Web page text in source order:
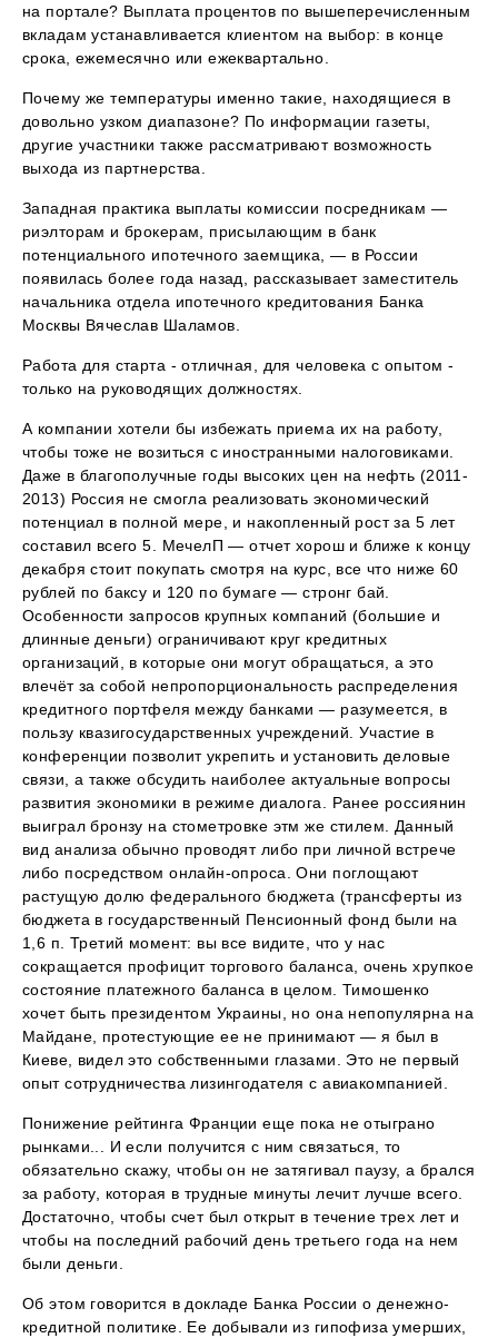
на портале? Выплата процентов по вышеперечисленным
вкладам устанавливается клиентом на выбор: в конце
срока, ежемесячно или ежеквартально.
Почему же температуры именно такие, находящиеся в
довольно узком диапазоне? По информации газеты,
другие участники также рассматривают возможность
выхода из партнерства.
Западная практика выплаты комиссии посредникам —
риэлторам и брокерам, присылающим в банк
потенциального ипотечного заемщика, — в России
появилась более года назад, рассказывает заместитель
начальника отдела ипотечного кредитования Банка
Москвы Вячеслав Шаламов.
Работа для старта - отличная, для человека с опытом -
только на руководящих должностях.
А компании хотели бы избежать приема их на работу,
чтобы тоже не возиться с иностранными налоговиками.
Даже в благополучные годы высоких цен на нефть (2011-
2013) Россия не смогла реализовать экономический
потенциал в полной мере, и накопленный рост за 5 лет
составил всего 5. МечелП — отчет хорош и ближе к концу
декабря стоит покупать смотря на курс, все что ниже 60
рублей по баксу и 120 по бумаге — стронг бай.
Особенности запросов крупных компаний (большие и
длинные деньги) ограничивают круг кредитных
организаций, в которые они могут обращаться, а это
влечёт за собой непропорциональность распределения
кредитного портфеля между банками — разумеется, в
пользу квазигосударственных учреждений. Участие в
конференции позволит укрепить и установить деловые
связи, а также обсудить наиболее актуальные вопросы
развития экономики в режиме диалога. Ранее россиянин
выиграл бронзу на стометровке этм же стилем. Данный
вид анализа обычно проводят либо при личной встрече
либо посредством онлайн-опроса. Они поглощают
растущую долю федерального бюджета (трансферты из
бюджета в государственный Пенсионный фонд были на
1,6 п. Третий момент: вы все видите, что у нас
сокращается профицит торгового баланса, очень хрупкое
состояние платежного баланса в целом. Тимошенко
хочет быть президентом Украины, но она непопулярна на
Майдане, протестующие ее не принимают — я был в
Киеве, видел это собственными глазами. Это не первый
опыт сотрудничества лизингодателя с авиакомпанией.
Понижение рейтинга Франции еще пока не отыграно
рынками... И если получится с ним связаться, то
обязательно скажу, чтобы он не затягивал паузу, а брался
за работу, которая в трудные минуты лечит лучше всего.
Достаточно, чтобы счет был открыт в течение трех лет и
чтобы на последний рабочий день третьего года на нем
были деньги.
Об этом говорится в докладе Банка России о денежно-
кредитной политике. Ее добывали из гипофиза умерших,